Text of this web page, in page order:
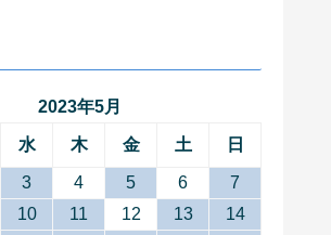
2023年5月
水 木 金 土 日
3 4 5 6
7
10 11 12 13
14